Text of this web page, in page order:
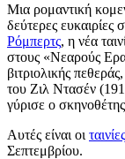
Μια ρομαντική
δεύτερες ευκαιρίες
Ρόμπερτς, η νέα
στους «Νεαρούς
βιτριολικής πεθεράς,
του Ζιλ Ντασέν
γύρισε ο
Αυτές είναι οι ταινίες
Σεπτεμβρίου.